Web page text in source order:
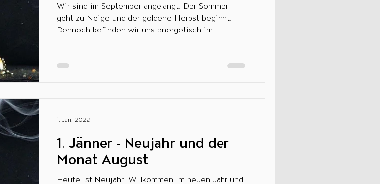
Wir sind im September angelangt. Der Sommer
geht zu Neige und der goldene Herbst beginnt.
Dennoch befinden wir uns energetisch im...
1. Jänner - Neujahr und der
Monat August
Heute ist Neujahr! Willkommen im neuen Jahr und
1. Jan. 2022